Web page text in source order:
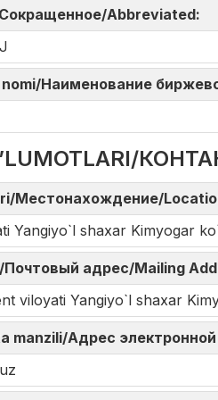
Abbreviated:
Наименование
Местонахождение/
Yangiyo`l shaxar Kimyogar
Почтовый адрес/Mailing
viloyati Yangiyo`l shaxar
manzili/Адрес